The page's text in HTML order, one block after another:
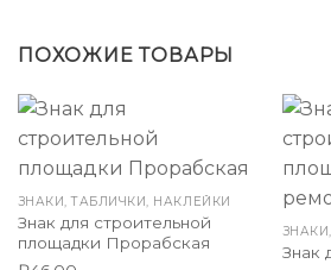
ПОХОЖИЕ ТОВАРЫ
ЗНАКИ, ТАБЛИЧКИ, НАКЛЕЙКИ
Знак для строительной
площадки Прорабская
Знак